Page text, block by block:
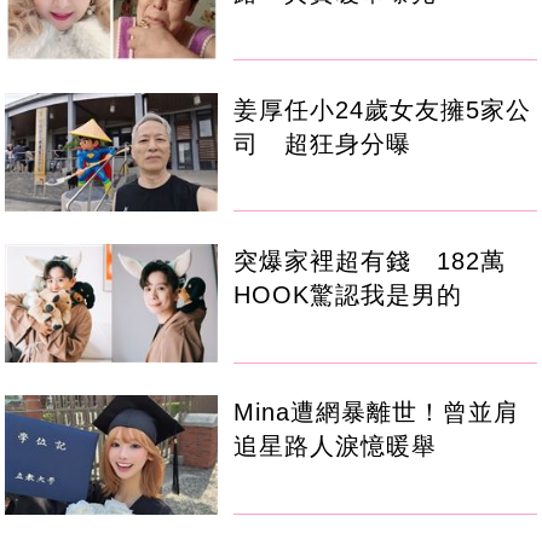
姜厚任小24歲女友擁5家公
司 超狂身分曝
突爆家裡超有錢 182萬
HOOK驚認我是男的
Mina遭網暴離世！曾並肩
追星路人淚憶暖舉